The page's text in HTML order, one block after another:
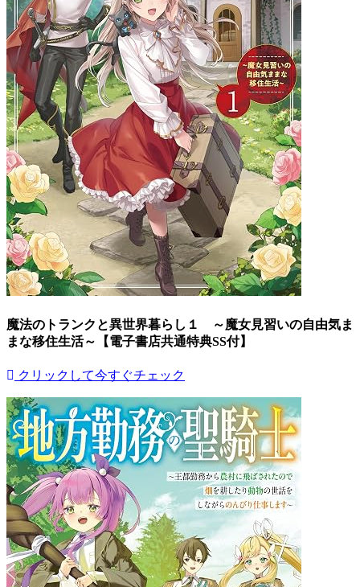
魔法のトランクと異世界暮らし１ ～魔女見習いの自由気ま
まな移住生活～【電子書店共通特典SS付】
クリックして今すぐチェック